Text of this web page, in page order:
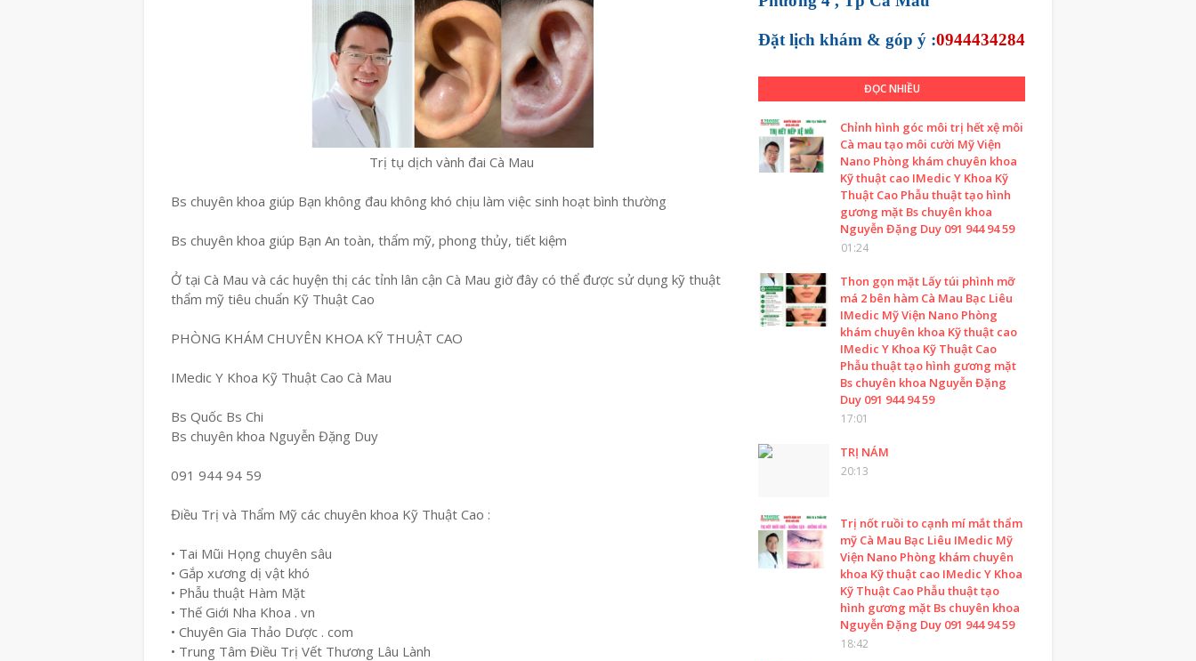
Trị tụ dịch vành đai Cà Mau
Bs chuyên khoa giúp Bạn không đau không khó chịu làm việc sinh hoạt bình thường
Bs chuyên khoa giúp Bạn An toàn, thẩm mỹ, phong thủy, tiết kiệm
Ở tại Cà Mau và các huyện thị các tỉnh lân cận Cà Mau giờ đây có thể được sử dụng kỹ thuật
thẩm mỹ tiêu chuẩn Kỹ Thuật Cao
PHÒNG KHÁM CHUYÊN KHOA KỸ THUẬT CAO
IMedic Y Khoa Kỹ Thuật Cao Cà Mau
Bs Quốc Bs Chi
Bs chuyên khoa Nguyễn Đặng Duy
091 944 94 59
Điều Trị và Thẩm Mỹ các chuyên khoa Kỹ Thuật Cao :
• Tai Mũi Họng chuyên sâu
• Gắp xương dị vật khó
• Phẫu thuật Hàm Mặt
• Thế Giới Nha Khoa . vn
• Chuyên Gia Thảo Dược . com
• Trung Tâm Điều Trị Vết Thương Lâu Lành
Đặt lịch khám & góp ý :0944434284
ĐỌC NHIỀU
Chỉnh hình góc môi trị hết xệ môi
Cà mau tạo môi cười Mỹ Viện
Nano Phòng khám chuyên khoa
Kỹ thuật cao IMedic Y Khoa Kỹ
Thuật Cao Phẫu thuật tạo hình
gương mặt Bs chuyên khoa
Nguyễn Đặng Duy 091 944 94 59
01:24
Thon gọn mặt Lấy túi phình mỡ
má 2 bên hàm Cà Mau Bạc Liêu
IMedic Mỹ Viện Nano Phòng
khám chuyên khoa Kỹ thuật cao
IMedic Y Khoa Kỹ Thuật Cao
Phẫu thuật tạo hình gương mặt
Bs chuyên khoa Nguyễn Đặng
Duy 091 944 94 59
17:01
TRỊ NÁM
20:13
Trị nốt ruồi to cạnh mí mắt thẩm
mỹ Cà Mau Bạc Liêu IMedic Mỹ
Viện Nano Phòng khám chuyên
khoa Kỹ thuật cao IMedic Y Khoa
Kỹ Thuật Cao Phẫu thuật tạo
hình gương mặt Bs chuyên khoa
Nguyễn Đặng Duy 091 944 94 59
18:42